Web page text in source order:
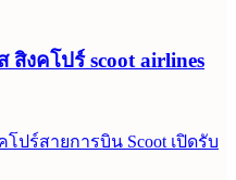
สิงคโปร์ scoot airlines
โปร์สายการบิน Scoot เปิดรับ